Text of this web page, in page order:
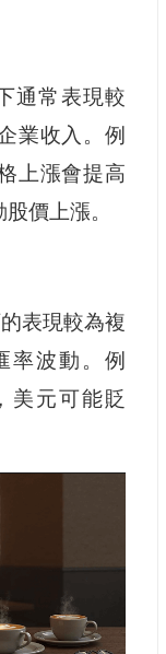
通常表現較
業收入。例
上漲會提高
價上漲。
表現較為複
率波動。例
美元可能貶